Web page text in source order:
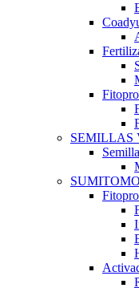
SEMILLAS
Semilla
SUMITOMO